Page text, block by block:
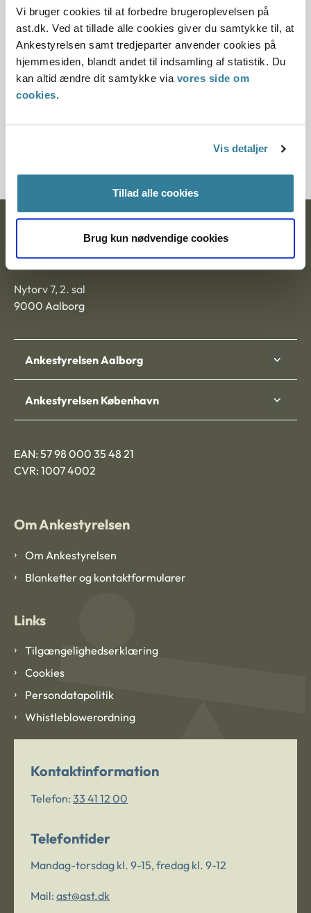
Vi bruger cookies til at forbedre brugeroplevelsen på
ast.dk. Ved at tillade alle cookies giver du samtykke til, at
Ankestyrelsen samt tredjeparter anvender cookies på
hjemmesiden, blandt andet til indsamling af statistik. Du
kan altid ændre dit samtykke via vores side om
cookies.
Vis detaljer
Tillad alle cookies
Brug kun nødvendige cookies
Denne principafgørelse er kasseret den 6. februar
2015, da den er erstattet af principafgørelse 3-15.
Paragraf
§ 26 § 5 § 7 § 54
Ankestyrelsen
Postadresse:
Nytorv 7, 2. sal
9000 Aalborg
Ankestyrelsen Aalborg
Ankestyrelsen København
EAN: 57 98 000 35 48 21
CVR: 1007 4002
Om Ankestyrelsen
Om Ankestyrelsen
Blanketter og kontaktformularer
Links
Tilgængelighedserklæring
Cookies
Persondatapolitik
Whistleblowerordning
Kontaktinformation
Telefon: 33 41 12 00
Telefontider
Mandag-torsdag kl. 9-15, fredag kl. 9-12
Mail: ast@ast.dk